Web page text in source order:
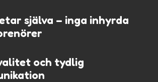
själva – inga inhyrda
och tydlig